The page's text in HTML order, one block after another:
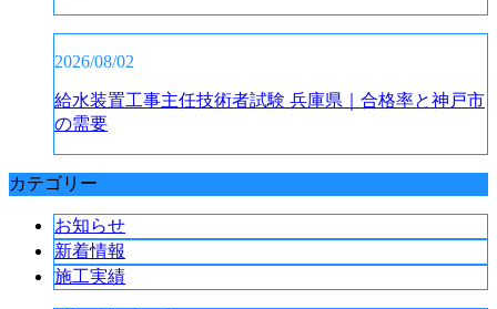
2026/08/02
給水装置工事主任技術者試験 兵庫県｜合格率と神戸市
の需要
カテゴリー
お知らせ
新着情報
施工実績